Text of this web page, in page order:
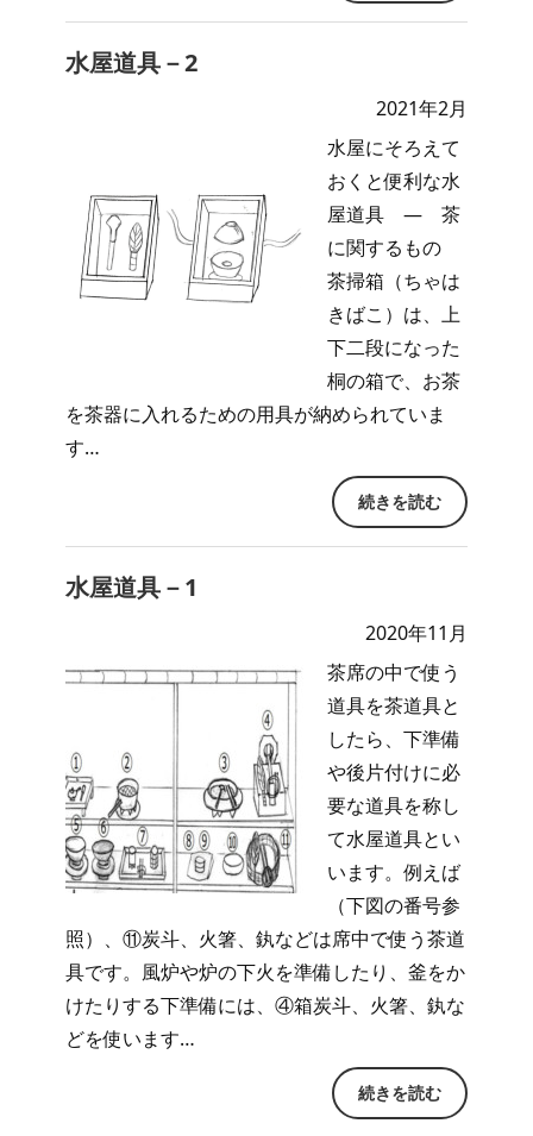
水屋道具－2
2021年2月
水屋にそろえて
おくと便利な水
屋道具 ― 茶
に関するもの
茶掃箱（ちゃは
きばこ）は、上
下二段になった
桐の箱で、お茶
を茶器に入れるための用具が納められていま
す…
続きを読む
水屋道具－1
2020年11月
茶席の中で使う
道具を茶道具と
したら、下準備
や後片付けに必
要な道具を称し
て水屋道具とい
います。例えば
（下図の番号参
照）、⑪炭斗、火箸、釻などは席中で使う茶道
具です。風炉や炉の下火を準備したり、釜をか
けたりする下準備には、④箱炭斗、火箸、釻な
どを使います…
続きを読む